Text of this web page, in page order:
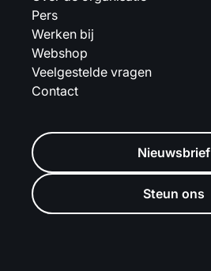
Pers
Werken bij
Webshop
Veelgestelde vragen
Contact
Nieuwsbrief
Steun ons